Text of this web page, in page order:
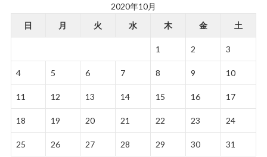
2020年10月
日
月 火 水 木 金 土
1 2 3
4 5 6 7 8 9 10
11 12 13 14 15 16 17
18 19 20 21 22 23 24
25 26 27 28 29 30
31